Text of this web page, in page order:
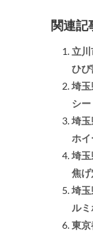
関連記
立
ひ
埼
シ
埼
ホ
埼
焦
埼
ル
東京